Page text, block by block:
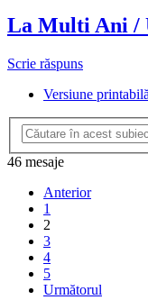
La Multi Ani /
Scrie răspuns
Versiune printabilă
46 mesaje
Anterior
1
2
3
4
5
Următorul